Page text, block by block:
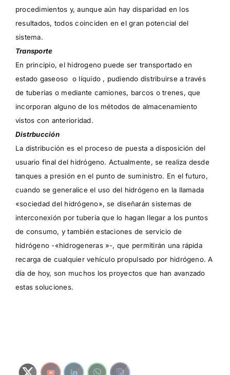
procedimientos y, aunque aún hay disparidad en los
resultados, todos coinciden en el gran potencial del
sistema.
Transporte
En principio, el hidrogeno puede ser transportado en
estado gaseoso o líquido , pudiendo distribuirse a través
de tuberías o mediante camiones, barcos o trenes, que
incorporan alguno de los métodos de almacenamiento
vistos con anterioridad.
Distrbucción
La distribución es el proceso de puesta a disposición del
usuario final del hidrógeno. Actualmente, se realiza desde
tanques a presión en el punto de suministro. En el futuro,
cuando se generalice el uso del hidrógeno en la llamada
«sociedad del hidrógeno», se diseñarán sistemas de
interconexión por tubería que lo hagan llegar a los puntos
de consumo, y también estaciones de servicio de
hidrógeno -«hidrogeneras »-, que permitirán una rápida
recarga de cualquier vehículo propulsado por hidrógeno. A
día de hoy, son muchos los proyectos que han avanzado
estas soluciones.